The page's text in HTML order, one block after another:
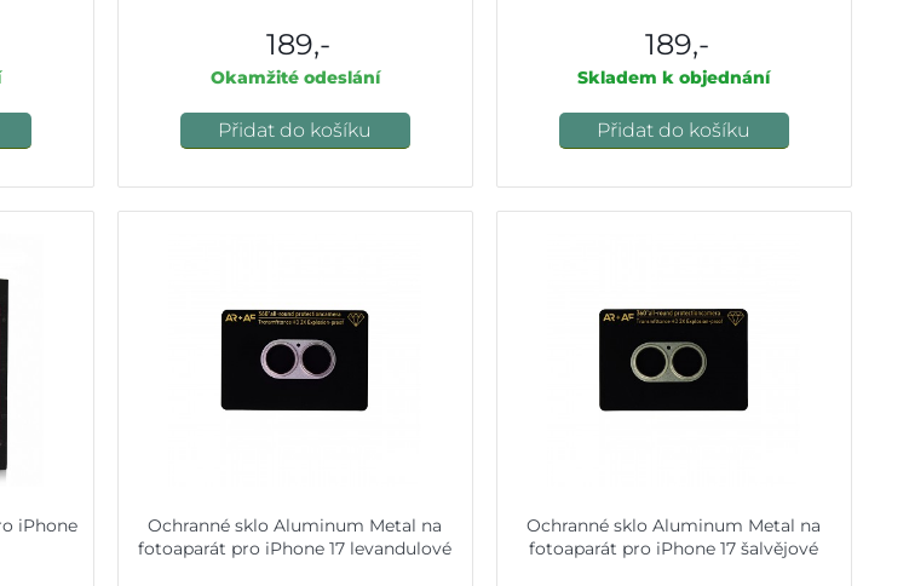
189,-
Okamžité odeslání
Přidat do košíku
189,-
Skladem k objednání
Přidat do košíku
iPhone
Ochranné sklo Aluminum Metal na
fotoaparát pro iPhone 17 levandulové
Ochranné sklo Aluminum Metal na
fotoaparát pro iPhone 17 šalvějové